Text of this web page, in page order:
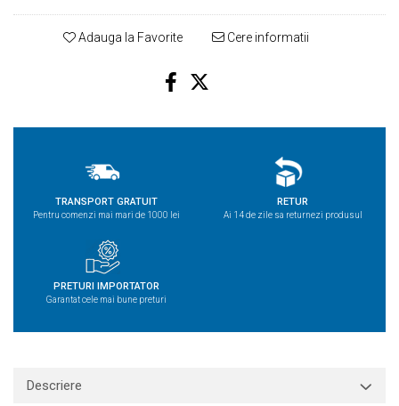
Adauga la Favorite Cere informatii
TRANSPORT GRATUIT
Pentru comenzi mai mari de 1000 lei
RETUR
Ai 14 de zile sa returnezi produsul
PRETURI IMPORTATOR
Garantat cele mai bune preturi
Descriere